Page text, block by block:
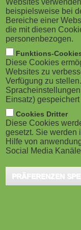
M
o
b
i
l
e
)
Websites
beispielsweise bei
Bereiche einer
die mit diesen
personenbezogen.
Funktions-
Diese Cookies
Websites zu
Verfügung zu
Einsatz)
Cookies Dritter
Diese Cookies
gesetzt. Sie werden
Hilfe von
Social Media
PRÄFERENZEN